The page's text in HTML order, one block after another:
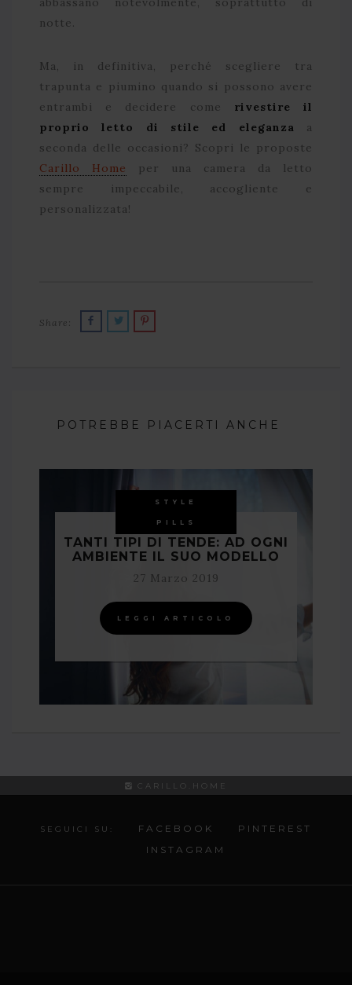
notte.
Ma, in definitiva, perché scegliere tra
trapunta e piumino quando si possono avere
entrambi e decidere come rivestire il
proprio letto di stile ed eleganza a
seconda delle occasioni? Scopri le proposte
Carillo Home
per una camera da letto
sempre impeccabile, accogliente e
personalizzata!
Share:
POTREBBE PIACERTI ANCHE
STYLE
PILLS
TANTI TIPI DI TENDE: AD OGNI
AMBIENTE IL SUO MODELLO
27 Marzo 2019
LEGGI ARTICOLO
CARILLO.HOME
SEGUICI SU: FACEBOOK
PINTEREST
INSTAGRAM